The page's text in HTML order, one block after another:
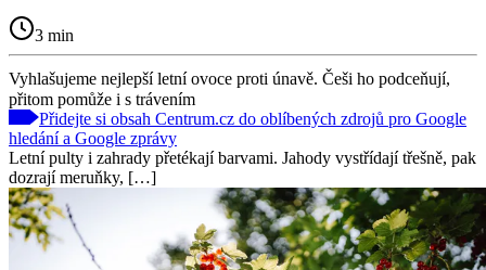
3 min
Vyhlašujeme nejlepší letní ovoce proti únavě. Češi ho podceňují,
přitom pomůže i s trávením
Přidejte si obsah Centrum.cz do oblíbených zdrojů pro Google
hledání a Google zprávy
Letní pulty i zahrady přetékají barvami. Jahody vystřídají třešně, pak
dozrají meruňky, […]